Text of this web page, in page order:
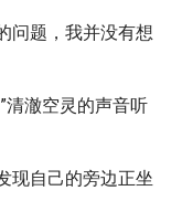
问题，我并没有想
清澈空灵的声音听
现自己的旁边正坐